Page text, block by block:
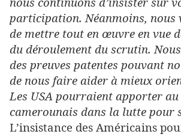
participation. Néanmoins, nous
de mettre tout en œuvre en vue
du déroulement du scrutin.
des preuves patentes pouvant
de nous faire aider à mieux
Les USA pourraient apporter au
camerounais dans la lutte pour
L’insistance des Américains